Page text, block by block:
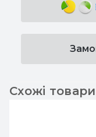
Схожі товари